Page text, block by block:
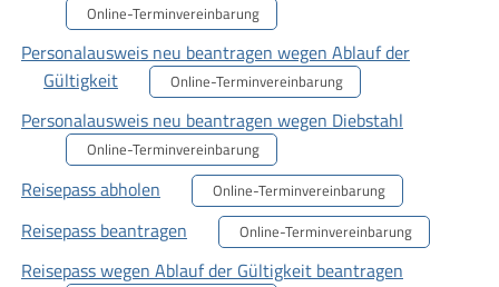
Online-Terminvereinbarung
Personalausweis neu beantragen wegen Ablauf der
Gültigkeit
Online-Terminvereinbarung
Personalausweis neu beantragen wegen Diebstahl
Online-Terminvereinbarung
Reisepass abholen Online-Terminvereinbarung
Reisepass beantragen Online-Terminvereinbarung
Reisepass wegen Ablauf der Gültigkeit beantragen